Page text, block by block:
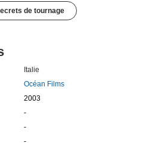
de tournage
Italie
Océan Films
2003
-
-
-